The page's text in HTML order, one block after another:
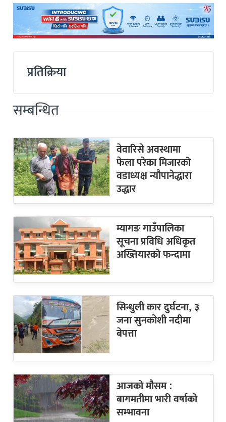
प्रतिक्रिया
सम्बन्धित
वेवारिसे अवस्थामा
फेला परेका मिजारको
वडाध्यक्ष न्यौपानेद्धारा
उद्धार
म्यागङ गाउँपालिका
सूचना प्रविधि अधिकृत
अख्तियारको फन्दामा
सिन्धुली कार दुर्घटना, ३
जना सुनकोशी नदीमा
बेपत्ता
आजको मौसम :
बागमतीमा भारी वर्षाको
सम्भावना